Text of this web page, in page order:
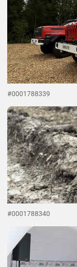
#0001788339
#0001788340